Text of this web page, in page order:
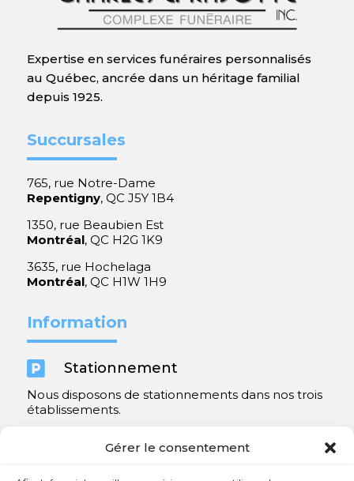
Gérer le consentement
Expertise en services funéraires personnalisés
au Québec, ancrée dans un héritage familial
depuis 1925.
Succursales
765, rue Notre-Dame
Repentigny, QC J5Y 1B4
1350, rue Beaubien Est
Montréal, QC H2G 1K9
3635, rue Hochelaga
Montréal, QC H1W 1H9
Information
 Stationnement
Nous disposons de stationnements dans nos trois
établissements.